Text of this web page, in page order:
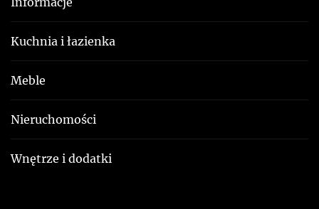
Kuchnia i łazienka
Meble
Nieruchomości
Wnętrze i dodatki